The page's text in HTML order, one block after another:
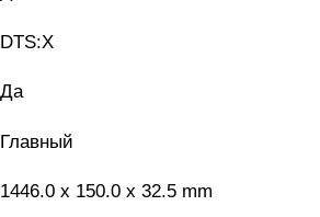
DTS:X
Да
Главный
1446.0 x 150.0 x 32.5 mm